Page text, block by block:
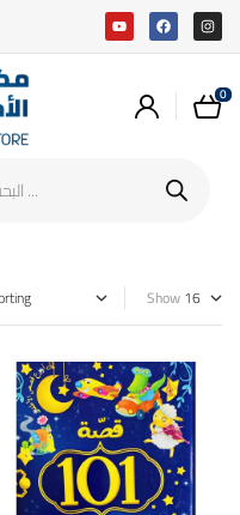
0
Show